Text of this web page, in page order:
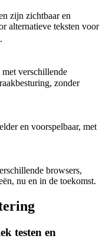
zijn zichtbaar en
alternatieve teksten voor
met verschillende
zonder
en voorspelbaar, met
browsers,
nu en in de toekomst.
testen en